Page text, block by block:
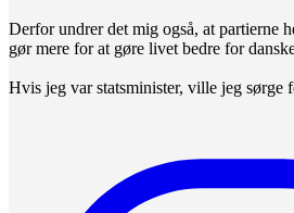
Derfor undrer det mig også, at partierne
gør mere for at gøre livet bedre for
Hvis jeg var statsminister, ville jeg sørge